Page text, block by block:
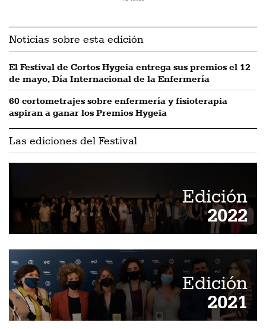
Noticias sobre esta edición
El Festival de Cortos Hygeia entrega sus premios el 12
de mayo, Día Internacional de la Enfermería
60 cortometrajes sobre enfermería y fisioterapia
aspiran a ganar los Premios Hygeia
Las ediciones del Festival
Edición
2022
Edición
2021